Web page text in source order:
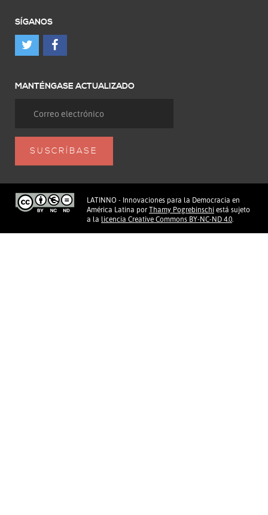
SÍGANOS
MANTÉNGASE ACTUALIZADO
LATINNO - Innovaciones para la Democracia en
América Latina por Thamy Pogrebinschi está sujeto
a la licencia Creative Commons BY-NC-ND 4.0.